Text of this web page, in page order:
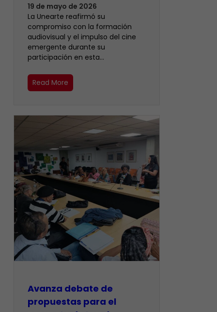
19 de mayo de 2026
La Unearte reafirmó su
compromiso con la formación
audiovisual y el impulso del cine
emergente durante su
participación en esta…
Read More
Avanza debate de
propuestas para el